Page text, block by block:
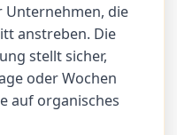
die
anstreben. Die
stellt sicher,
oder Wochen
auf organisches